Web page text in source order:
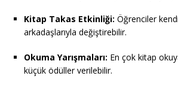
Kitap Takas Etkinliği: Öğrenciler
arkadaşlarıyla değiştirebilir.
Okuma Yarışmaları: En çok kitap
küçük ödüller verilebilir.